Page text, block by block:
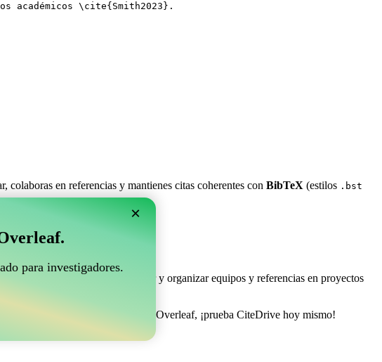
académicos \cite{ Smith2023 }.
colaboras en referencias y mantienes citas coherentes con BibTeX (estilos .bst
con Overleaf?
perfecta! Te permite coleccionar y organizar equipos y referencias en proyectos
de gestionar tu bibliografía en Overleaf, ¡prueba CiteDrive hoy mismo!
×
para investigadores.